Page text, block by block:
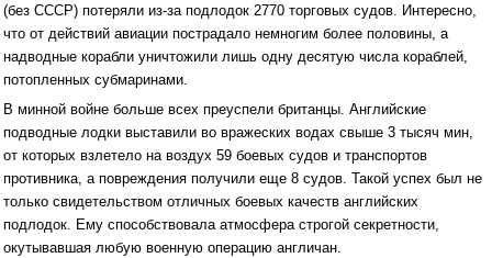
(без СССР) потеряли из-за подлодок 2770 торговых судов. Интересно,
что от действий авиации пострадало немногим более половины, а
надводные корабли уничтожили лишь одну десятую числа кораблей,
потопленных субмаринами.
В минной войне больше всех преуспели британцы. Английские
подводные лодки выставили во вражеских водах свыше 3 тысяч мин,
от которых взлетело на воздух 59 боевых судов и транспортов
противника, а повреждения получили еще 8 судов. Такой успех был не
только свидетельством отличных боевых качеств английских
подлодок. Ему способствовала атмосфера строгой секретности,
окутывавшая любую военную операцию англичан.